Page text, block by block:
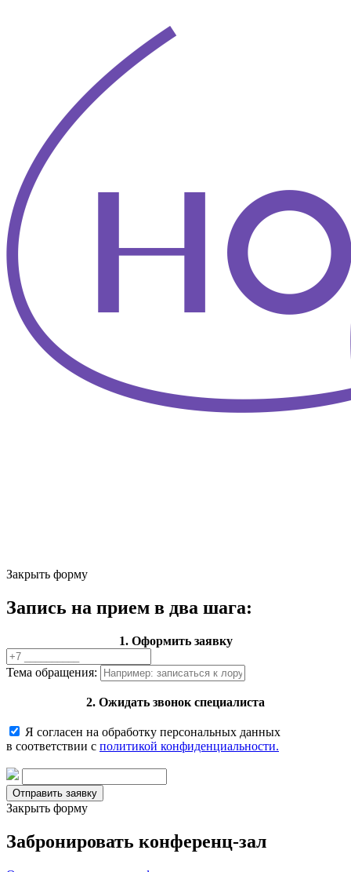
Закрыть форму
Запись на прием в два шага:
1. Оформить заявку
Тема обращения:
2. Ожидать звонок специалиста
Я согласен на обработку персональных данных
в соответствии с политикой конфиденциальности.
Закрыть форму
Забронировать конференц-зал